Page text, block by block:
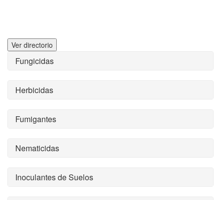
Ver directorio
Fungicidas
Herbicidas
Fumigantes
Nematicidas
Inoculantes de Suelos